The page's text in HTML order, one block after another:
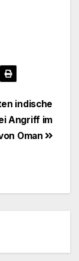
indische
Angriff im
Oman